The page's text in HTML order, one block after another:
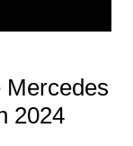
Mercedes
2024